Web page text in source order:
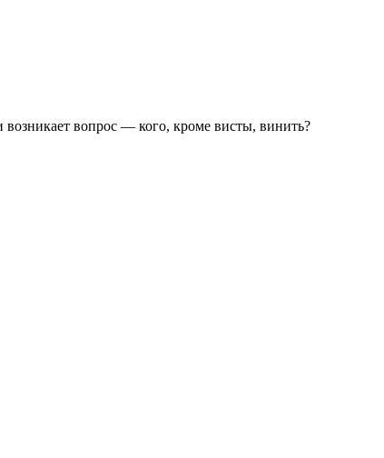
возникает вопрос — кого, кроме висты, винить?